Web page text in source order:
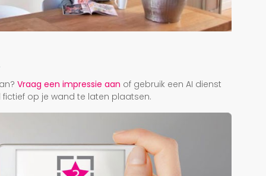
Vraag een impressie aan of gebruik een AI dienst
op je wand te laten plaatsen.